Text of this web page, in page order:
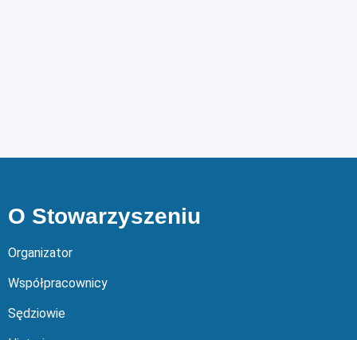
O Stowarzyszeniu
Organizator
Współpracownicy
Sędziowie